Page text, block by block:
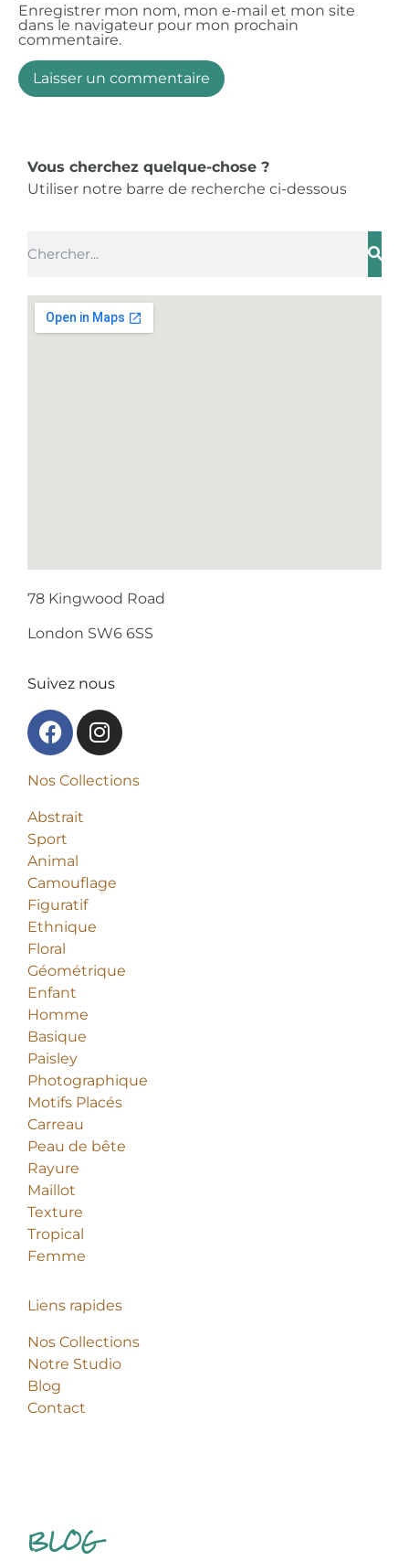
Enregistrer mon nom, mon e-mail et mon site
dans le navigateur pour mon prochain
commentaire.
Vous cherchez quelque-chose ?
Utiliser notre barre de recherche ci-dessous
78 Kingwood Road
London SW6 6SS
Suivez nous
Nos Collections
Abstrait
Sport
Animal
Camouflage
Figuratif
Ethnique
Floral
Géométrique
Enfant
Homme
Basique
Paisley
Photographique
Motifs Placés
Carreau
Peau de bête
Rayure
Maillot
Texture
Tropical
Femme
Liens rapides
Nos Collections
Notre Studio
Blog
Contact
BLOG